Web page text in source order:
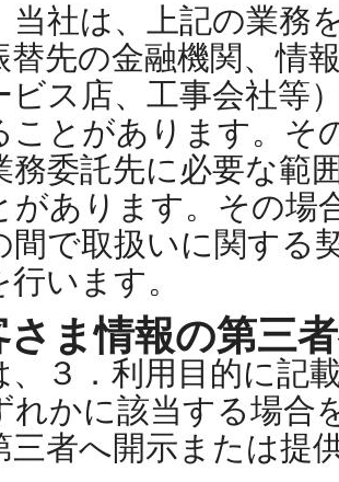
当社は、上記の業務
替先の金融機関、情
ビス店、工事会社等
ことがあります。そ
務委託先に必要な範
があります。その場
間で取扱いに関する
います。
ま情報の第三
、３．利用目的に記
れかに該当する場合
三者へ開示または提